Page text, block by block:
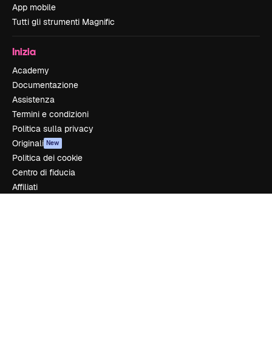
App mobile
Tutti gli strumenti Magnific
Inizia
Academy
Documentazione
Assistenza
Termini e condizioni
Politica sulla privacy
Originali New
Politica dei cookie
Centro di fiducia
Affiliati